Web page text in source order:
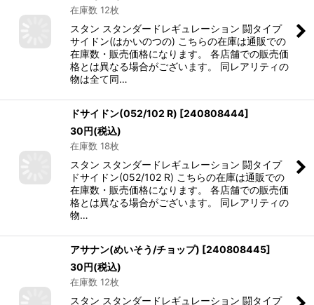
在庫数 12枚
スタン スタンダードレギュレーション 闘タイプ
サイドン(はかいのつの) こちらの在庫は通販での
在庫数・販売価格になります。 各店舗での販売価
格とは異なる場合がございます。 同レアリティの
物は全て同…
ドサイドン(052/102 R) [240808444]
30円(税込)
在庫数 18枚
スタン スタンダードレギュレーション 闘タイプ
ドサイドン(052/102 R) こちらの在庫は通販での
在庫数・販売価格になります。 各店舗での販売価
格とは異なる場合がございます。 同レアリティの
物…
アサナン(めいそう/チョップ) [240808445]
30円(税込)
在庫数 12枚
スタン スタンダードレギュレーション 闘タイプ